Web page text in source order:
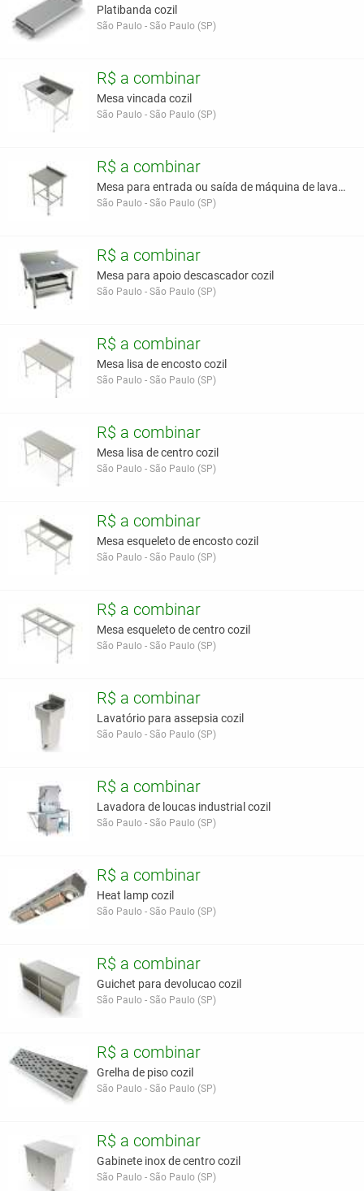
Platibanda cozil
São Paulo - São Paulo (SP)
R$ a combinar
Mesa vincada cozil
São Paulo - São Paulo (SP)
R$ a combinar
Mesa para entrada ou saída de máquina de lavar lou
São Paulo - São Paulo (SP)
R$ a combinar
Mesa para apoio descascador cozil
São Paulo - São Paulo (SP)
R$ a combinar
Mesa lisa de encosto cozil
São Paulo - São Paulo (SP)
R$ a combinar
Mesa lisa de centro cozil
São Paulo - São Paulo (SP)
R$ a combinar
Mesa esqueleto de encosto cozil
São Paulo - São Paulo (SP)
R$ a combinar
Mesa esqueleto de centro cozil
São Paulo - São Paulo (SP)
R$ a combinar
Lavatório para assepsia cozil
São Paulo - São Paulo (SP)
R$ a combinar
Lavadora de loucas industrial cozil
São Paulo - São Paulo (SP)
R$ a combinar
Heat lamp cozil
São Paulo - São Paulo (SP)
R$ a combinar
Guichet para devolucao cozil
São Paulo - São Paulo (SP)
R$ a combinar
Grelha de piso cozil
São Paulo - São Paulo (SP)
R$ a combinar
Gabinete inox de centro cozil
São Paulo - São Paulo (SP)